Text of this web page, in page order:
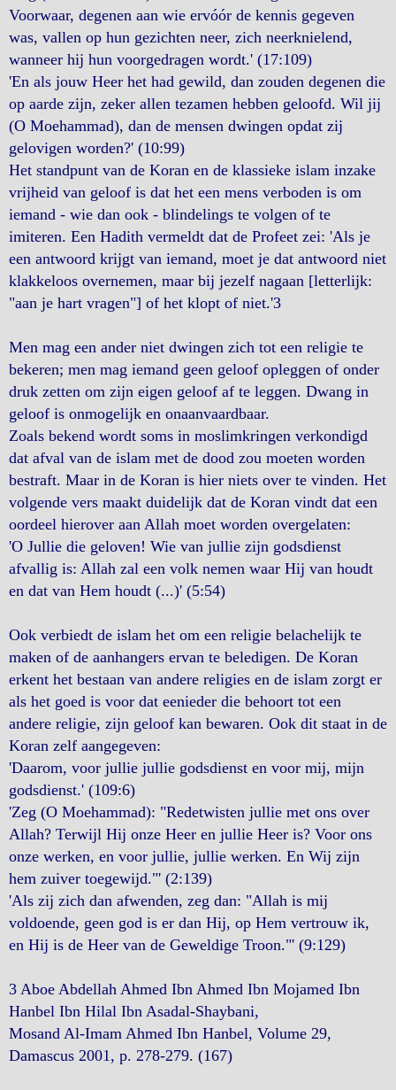
Voorwaar, degenen aan wie ervóór de kennis gegeven
was, vallen op hun gezichten neer, zich neerknielend,
wanneer hij hun voorgedragen wordt.' (17:109)
'En als jouw Heer het had gewild, dan zouden degenen die
op aarde zijn, zeker allen tezamen hebben geloofd. Wil jij
(O Moehammad), dan de mensen dwingen opdat zij
gelovigen worden?' (10:99)
Het standpunt van de Koran en de klassieke islam inzake
vrijheid van geloof is dat het een mens verboden is om
iemand - wie dan ook - blindelings te volgen of te
imiteren. Een Hadith vermeldt dat de Profeet zei: 'Als je
een antwoord krijgt van iemand, moet je dat antwoord niet
klakkeloos overnemen, maar bij jezelf nagaan [letterlijk:
"aan je hart vragen"] of het klopt of niet.'3
Men mag een ander niet dwingen zich tot een religie te
bekeren; men mag iemand geen geloof opleggen of onder
druk zetten om zijn eigen geloof af te leggen. Dwang in
geloof is onmogelijk en onaanvaardbaar.
Zoals bekend wordt soms in moslimkringen verkondigd
dat afval van de islam met de dood zou moeten worden
bestraft. Maar in de Koran is hier niets over te vinden. Het
volgende vers maakt duidelijk dat de Koran vindt dat een
oordeel hierover aan Allah moet worden overgelaten:
'O Jullie die geloven! Wie van jullie zijn godsdienst
afvallig is: Allah zal een volk nemen waar Hij van houdt
en dat van Hem houdt (...)' (5:54)
Ook verbiedt de islam het om een religie belachelijk te
maken of de aanhangers ervan te beledigen. De Koran
erkent het bestaan van andere religies en de islam zorgt er
als het goed is voor dat eenieder die behoort tot een
andere religie, zijn geloof kan bewaren. Ook dit staat in de
Koran zelf aangegeven:
'Daarom, voor jullie jullie godsdienst en voor mij, mijn
godsdienst.' (109:6)
'Zeg (O Moehammad): "Redetwisten jullie met ons over
Allah? Terwijl Hij onze Heer en jullie Heer is? Voor ons
onze werken, en voor jullie, jullie werken. En Wij zijn
hem zuiver toegewijd."' (2:139)
'Als zij zich dan afwenden, zeg dan: "Allah is mij
voldoende, geen god is er dan Hij, op Hem vertrouw ik,
en Hij is de Heer van de Geweldige Troon."' (9:129)
3 Aboe Abdellah Ahmed Ibn Ahmed Ibn Mojamed Ibn
Hanbel Ibn Hilal Ibn Asadal-Shaybani,
Mosand Al-Imam Ahmed Ibn Hanbel, Volume 29,
Damascus 2001, p. 278-279. (167)